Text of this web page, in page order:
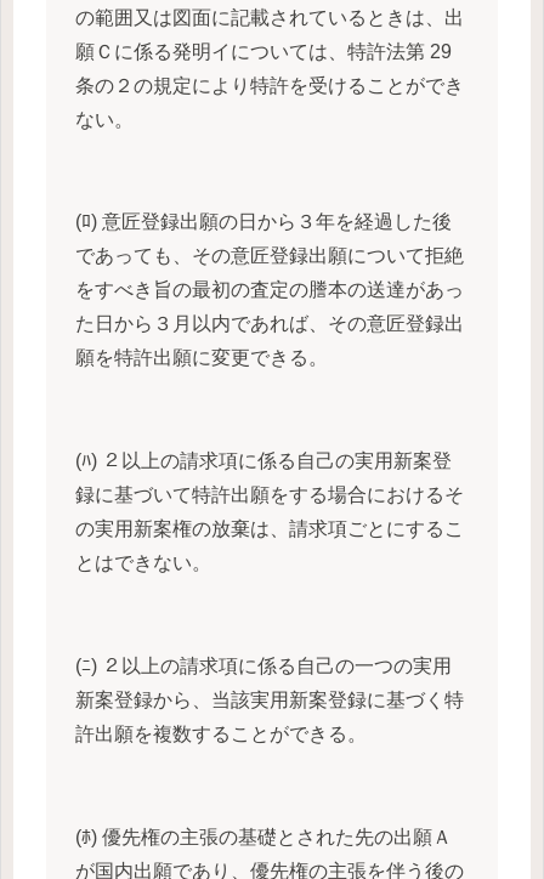
の範囲又は図面に記載されているときは、出
願Ｃに係る発明イについては、特許法第 29
条の２の規定により特許を受けることができ
ない。
(ﾛ) 意匠登録出願の日から３年を経過した後
であっても、その意匠登録出願について拒絶
をすべき旨の最初の査定の謄本の送達があっ
た日から３月以内であれば、その意匠登録出
願を特許出願に変更できる。
(ﾊ) ２以上の請求項に係る自己の実用新案登
録に基づいて特許出願をする場合におけるそ
の実用新案権の放棄は、請求項ごとにするこ
とはできない。
(ﾆ) ２以上の請求項に係る自己の一つの実用
新案登録から、当該実用新案登録に基づく特
許出願を複数することができる。
(ﾎ) 優先権の主張の基礎とされた先の出願Ａ
が国内出願であり、優先権の主張を伴う後の